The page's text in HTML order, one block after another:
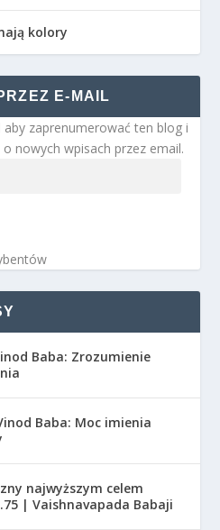
kolory
E-MAIL
zaprenumerować ten blog i
nowych wpisach przez email.
Baba: Zrozumienie
Baba: Moc imienia
najwyższym celem
| Vaishnavapada Babaji